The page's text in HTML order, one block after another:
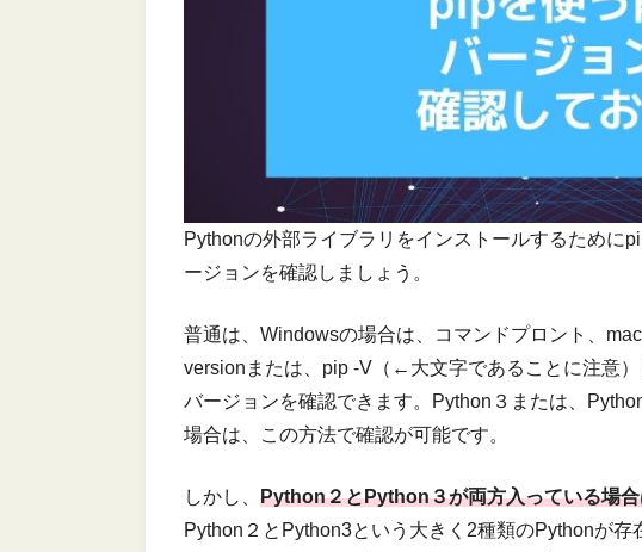
Pythonの外部ライブラリをインストールするために
ージョンを確認しましょう。
普通は、Windowsの場合は、コマンドプロント、
versionまたは、pip -V（←大文字であることに注意
バージョンを確認できます。Python３または、
場合は、この方法で確認が可能です。
しかし、 Python２とPython３が両方入っている場
Python２とPython3という大きく2種類のPythonが